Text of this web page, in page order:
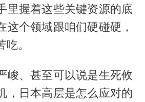
里握着这些关键资源的底
这个领域跟咱们硬碰硬，
。
峻、甚至可以说是生死攸
，日本高层是怎么应对的